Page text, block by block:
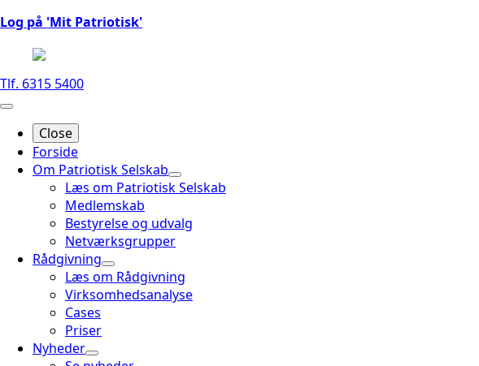
Log på 'Mit Patriotisk'
Tlf. 6315 5400
Close
Forside
Om Patriotisk Selskab
Læs om Patriotisk Selskab
Medlemskab
Bestyrelse og udvalg
Netværksgrupper
Rådgivning
Læs om Rådgivning
Virksomhedsanalyse
Cases
Priser
Nyheder